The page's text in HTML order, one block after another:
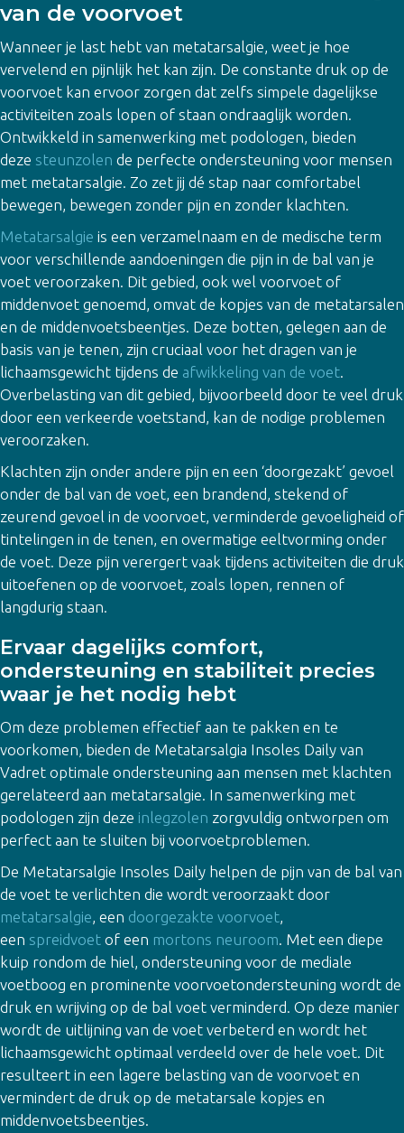
van de voorvoet
Wanneer je last hebt van metatarsalgie, weet je hoe
vervelend en pijnlijk het kan zijn. De constante druk op de
voorvoet kan ervoor zorgen dat zelfs simpele dagelijkse
activiteiten zoals lopen of staan ondraaglijk worden.
Ontwikkeld in samenwerking met podologen, bieden
deze steunzolen de perfecte ondersteuning voor mensen
met metatarsalgie. Zo zet jij dé stap naar comfortabel
bewegen, bewegen zonder pijn en zonder klachten.
Metatarsalgie is een verzamelnaam en de medische term
voor verschillende aandoeningen die pijn in de bal van je
voet veroorzaken. Dit gebied, ook wel voorvoet of
middenvoet genoemd, omvat de kopjes van de metatarsalen
en de middenvoetsbeentjes. Deze botten, gelegen aan de
basis van je tenen, zijn cruciaal voor het dragen van je
lichaamsgewicht tijdens de afwikkeling van de voet.
Overbelasting van dit gebied, bijvoorbeeld door te veel druk
door een verkeerde voetstand, kan de nodige problemen
veroorzaken.
Klachten zijn onder andere pijn en een ‘doorgezakt’ gevoel
onder de bal van de voet, een brandend, stekend of
zeurend gevoel in de voorvoet, verminderde gevoeligheid of
tintelingen in de tenen, en overmatige eeltvorming onder
de voet. Deze pijn verergert vaak tijdens activiteiten die druk
uitoefenen op de voorvoet, zoals lopen, rennen of
langdurig staan.
Ervaar dagelijks comfort,
ondersteuning en stabiliteit precies
waar je het nodig hebt
Om deze problemen effectief aan te pakken en te
voorkomen, bieden de Metatarsalgia Insoles Daily van
Vadret optimale ondersteuning aan mensen met klachten
gerelateerd aan metatarsalgie. In samenwerking met
podologen zijn deze inlegzolen zorgvuldig ontworpen om
perfect aan te sluiten bij voorvoetproblemen.
De Metatarsalgie Insoles Daily helpen de pijn van de bal van
de voet te verlichten die wordt veroorzaakt door
metatarsalgie, een doorgezakte voorvoet,
een spreidvoet of een mortons neuroom. Met een diepe
kuip rondom de hiel, ondersteuning voor de mediale
voetboog en prominente voorvoetondersteuning wordt de
druk en wrijving op de bal voet verminderd. Op deze manier
wordt de uitlijning van de voet verbeterd en wordt het
lichaamsgewicht optimaal verdeeld over de hele voet. Dit
resulteert in een lagere belasting van de voorvoet en
vermindert de druk op de metatarsale kopjes en
middenvoetsbeentjes.